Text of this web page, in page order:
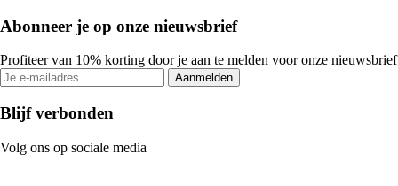
Abonneer je op onze nieuwsbrief
Profiteer van 10% korting door je aan te melden voor onze nieuwsbrief
Aanmelden
Blijf verbonden
Volg ons op sociale media